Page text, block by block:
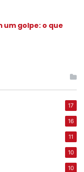
um golpe: o que
17
16
11
10
10